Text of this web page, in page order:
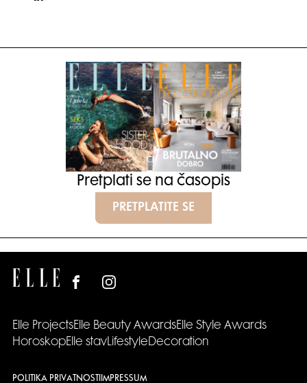
Pretplati se na časopis
PRETPLATITE SE
Elle ProjectsElle Beauty AwardsElle Style Awards
HoroskopElle stavLifestyleDecoration
POLITIKA PRIVATNOSTI IMPRESSUM